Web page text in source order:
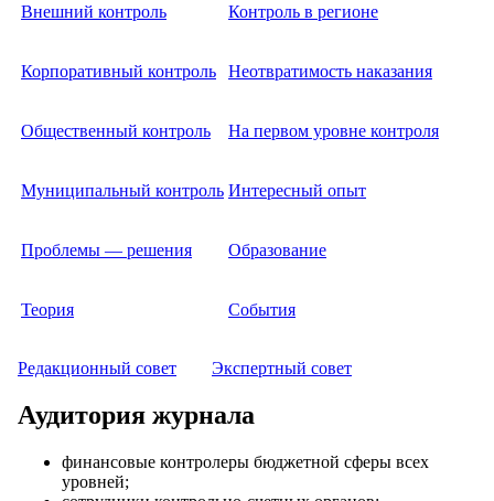
Внешний контроль Контроль в регионе
Корпоративный контроль Неотвратимость наказания
Общественный контроль На первом уровне контроля
Муниципальный контроль Интересный опыт
Проблемы — решения Образование
Теория События
Редакционный совет Экспертный совет
Аудитория журнала
финансовые контролеры бюджетной сферы всех
уровней;